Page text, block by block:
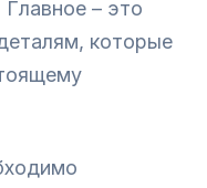
– это
которые